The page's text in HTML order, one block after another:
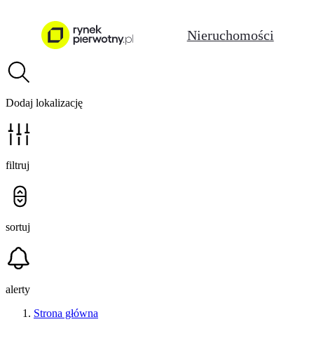
Nieruchomości
Dodaj lokalizację
filtruj
sortuj
alerty
Strona główna